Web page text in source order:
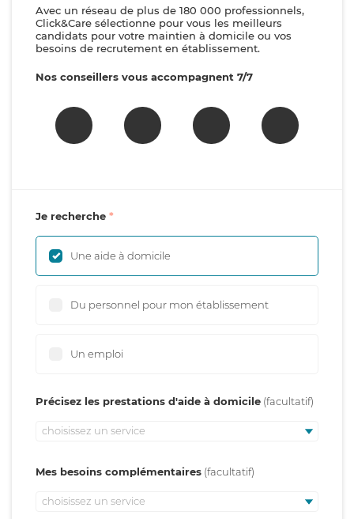
Avec un réseau de plus de 180 000 professionnels,
Click&Care sélectionne pour vous les meilleurs
candidats pour votre maintien à domicile ou vos
besoins de recrutement en établissement.
Nos conseillers vous accompagnent 7/7
Je recherche
Une aide à domicile
Du personnel pour mon établissement
Un emploi
Précisez les prestations d'aide à domicile
choisissez un service
Mes besoins complémentaires
choisissez un service